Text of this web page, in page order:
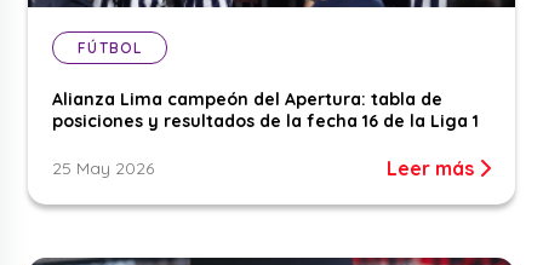
FÚTBOL
Alianza Lima campeón del Apertura: tabla de
posiciones y resultados de la fecha 16 de la Liga 1
25 May 2026 Leer más